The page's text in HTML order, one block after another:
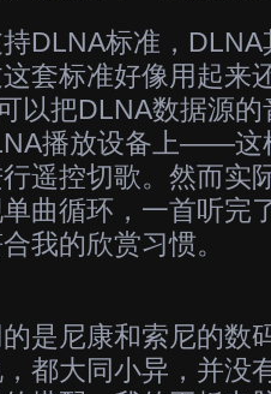
DLNA标准，
套标准好像用起来
以把DLNA数据源
播放设备上——这
遥控切歌。然而实
曲循环，一首听完
我的欣赏习惯。
是尼康和索尼的数
都大同小异，并没